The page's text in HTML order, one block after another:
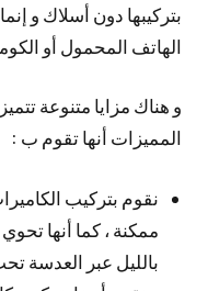
بتركيبها دون أسلاك و
الهاتف المحمول أو
و هناك مزايا متنوعة
المميزات أنها تقوم ب :
نقوم بتركيب
ممكنة ، كما أنها
بالليل عبر العدسة